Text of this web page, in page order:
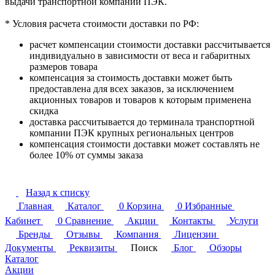
* Условия расчета стоимости доставки по РФ:
расчет компенсации стоимости доставки рассчитывается
индивидуально в зависимости от веса и габаритных
размеров товара
компенсация за стоимость доставки может быть
предоставлена для всех заказов, за исключением
акционных товаров и товаров к которым применена
скидка
доставка рассчитывается до терминала транспортной
компании ПЭК крупных региональных центров
компенсация стоимости доставки может составлять не
более 10% от суммы заказа
Назад к списку
Главная
Каталог 0 Корзина 0 Избранные
Кабинет
0 Сравнение Акции Контакты
Услуги
Бренды
Отзывы Компания
Лицензии
Документы
Реквизиты Поиск Блог
Обзоры
Каталог
Акции